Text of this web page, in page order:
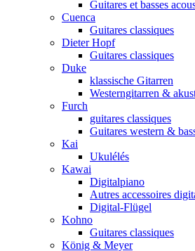
Guitares et basses
Cuenca
Guitares classiques
Dieter Hopf
Guitares classiques
Duke
klassische Gitarren
Westerngitarren &
Furch
guitares classiques
Guitares western &
Kai
Ukulélés
Kawai
Digitalpiano
Autres accessoires
Digital-Flügel
Kohno
Guitares classiques
König & Meyer